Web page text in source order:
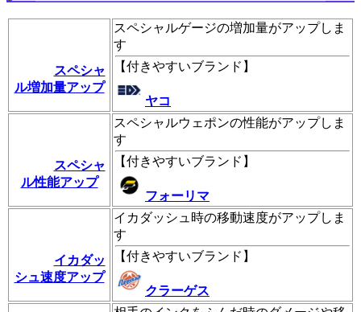
スペシャ
ル増加量アップ
スペシャルゲージの増加量がアップしま
す
【付きやすいブランド 】
ヤコ
スペシャ
ル性能アップ
スペシャルウェポンの性能がアップしま
す
【付きやすいブランド 】
フォーリマ
イカダッ
シュ速度アップ
イカダッシュ時の移動速度がアップしま
す
【付きやすいブランド 】
クラーゲス